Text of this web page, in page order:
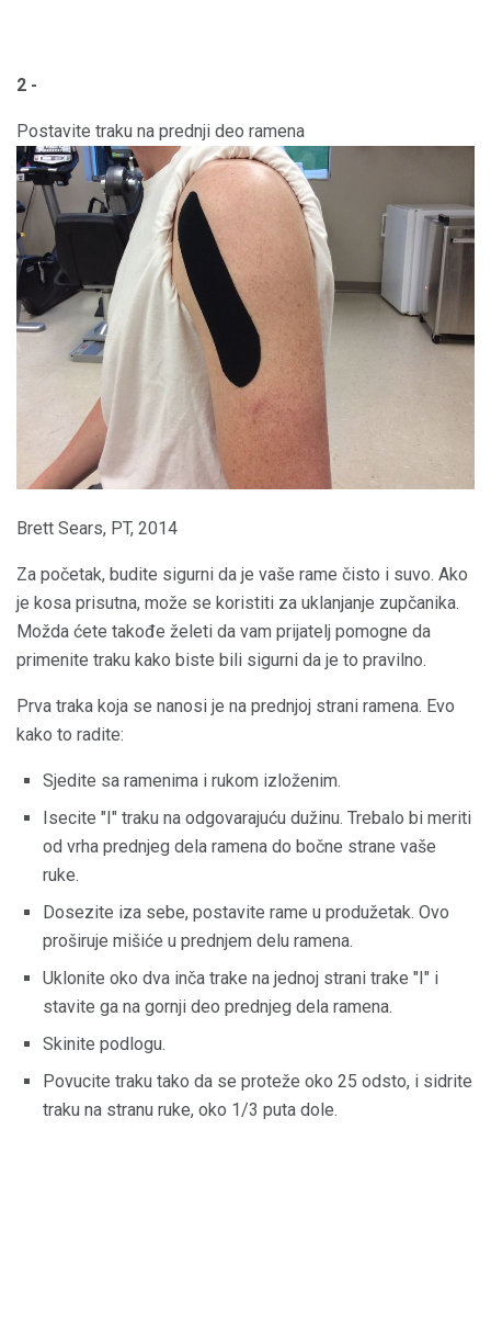
2 -
Postavite traku na prednji deo ramena
Brett Sears, PT, 2014
Za početak, budite sigurni da je vaše rame čisto i suvo. Ako
je kosa prisutna, može se koristiti za uklanjanje zupčanika.
Možda ćete takođe želeti da vam prijatelj pomogne da
primenite traku kako biste bili sigurni da je to pravilno.
Prva traka koja se nanosi je na prednjoj strani ramena. Evo
kako to radite:
Sjedite sa ramenima i rukom izloženim.
Isecite "I" traku na odgovarajuću dužinu. Trebalo bi meriti
od vrha prednjeg dela ramena do bočne strane vaše
ruke.
Dosezite iza sebe, postavite rame u produžetak. Ovo
proširuje mišiće u prednjem delu ramena.
Uklonite oko dva inča trake na jednoj strani trake "I" i
stavite ga na gornji deo prednjeg dela ramena.
Skinite podlogu.
Povucite traku tako da se proteže oko 25 odsto, i sidrite
traku na stranu ruke, oko 1/3 puta dole.